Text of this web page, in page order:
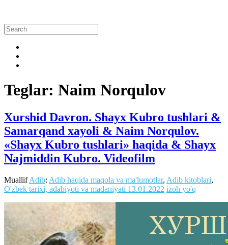
Teglar: Naim Norqulov
Xurshid Davron. Shayx Kubro tushlari &
Samarqand xayoli & Naim Norqulov.
«Shayx Kubro tushlari» haqida & Shayx
Najmiddin Kubro. Videofilm
MuallifAdib: Adib haqida maqola va ma'lumotlar, Adib kitoblari,
O'zbek tarixi, adabiyoti va madaniyati 13.01.2022 izoh yo'q